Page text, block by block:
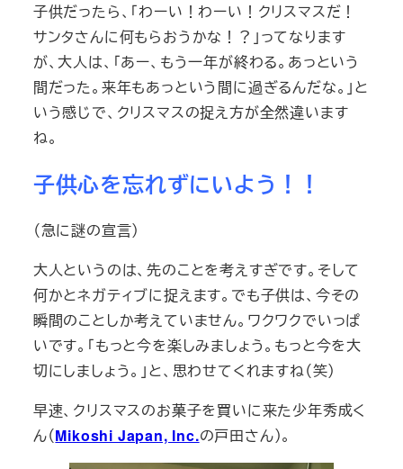
子供だったら、「わーい！わーい！クリスマスだ！
サンタさんに何もらおうかな！？」ってなります
が、大人は、「あー、もう一年が終わる。あっという
間だった。来年もあっという間に過ぎるんだな。」と
いう感じで、クリスマスの捉え方が全然違います
ね。
子供心を忘れずにいよう！！
（急に謎の宣言）
大人というのは、先のことを考えすぎです。そして
何かとネガティブに捉えます。でも子供は、今その
瞬間のことしか考えていません。ワクワクでいっぱ
いです。「もっと今を楽しみましょう。もっと今を大
切にしましょう。」と、思わせてくれますね（笑）
早速、クリスマスのお菓子を買いに来た少年秀成く
ん（Mikoshi Japan, Inc.の戸田さん）。